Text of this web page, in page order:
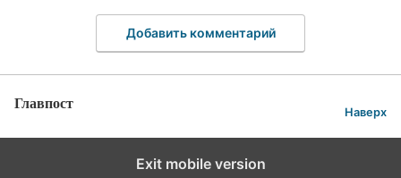
Добавить комментарий
Главпост Наверх
Exit mobile version